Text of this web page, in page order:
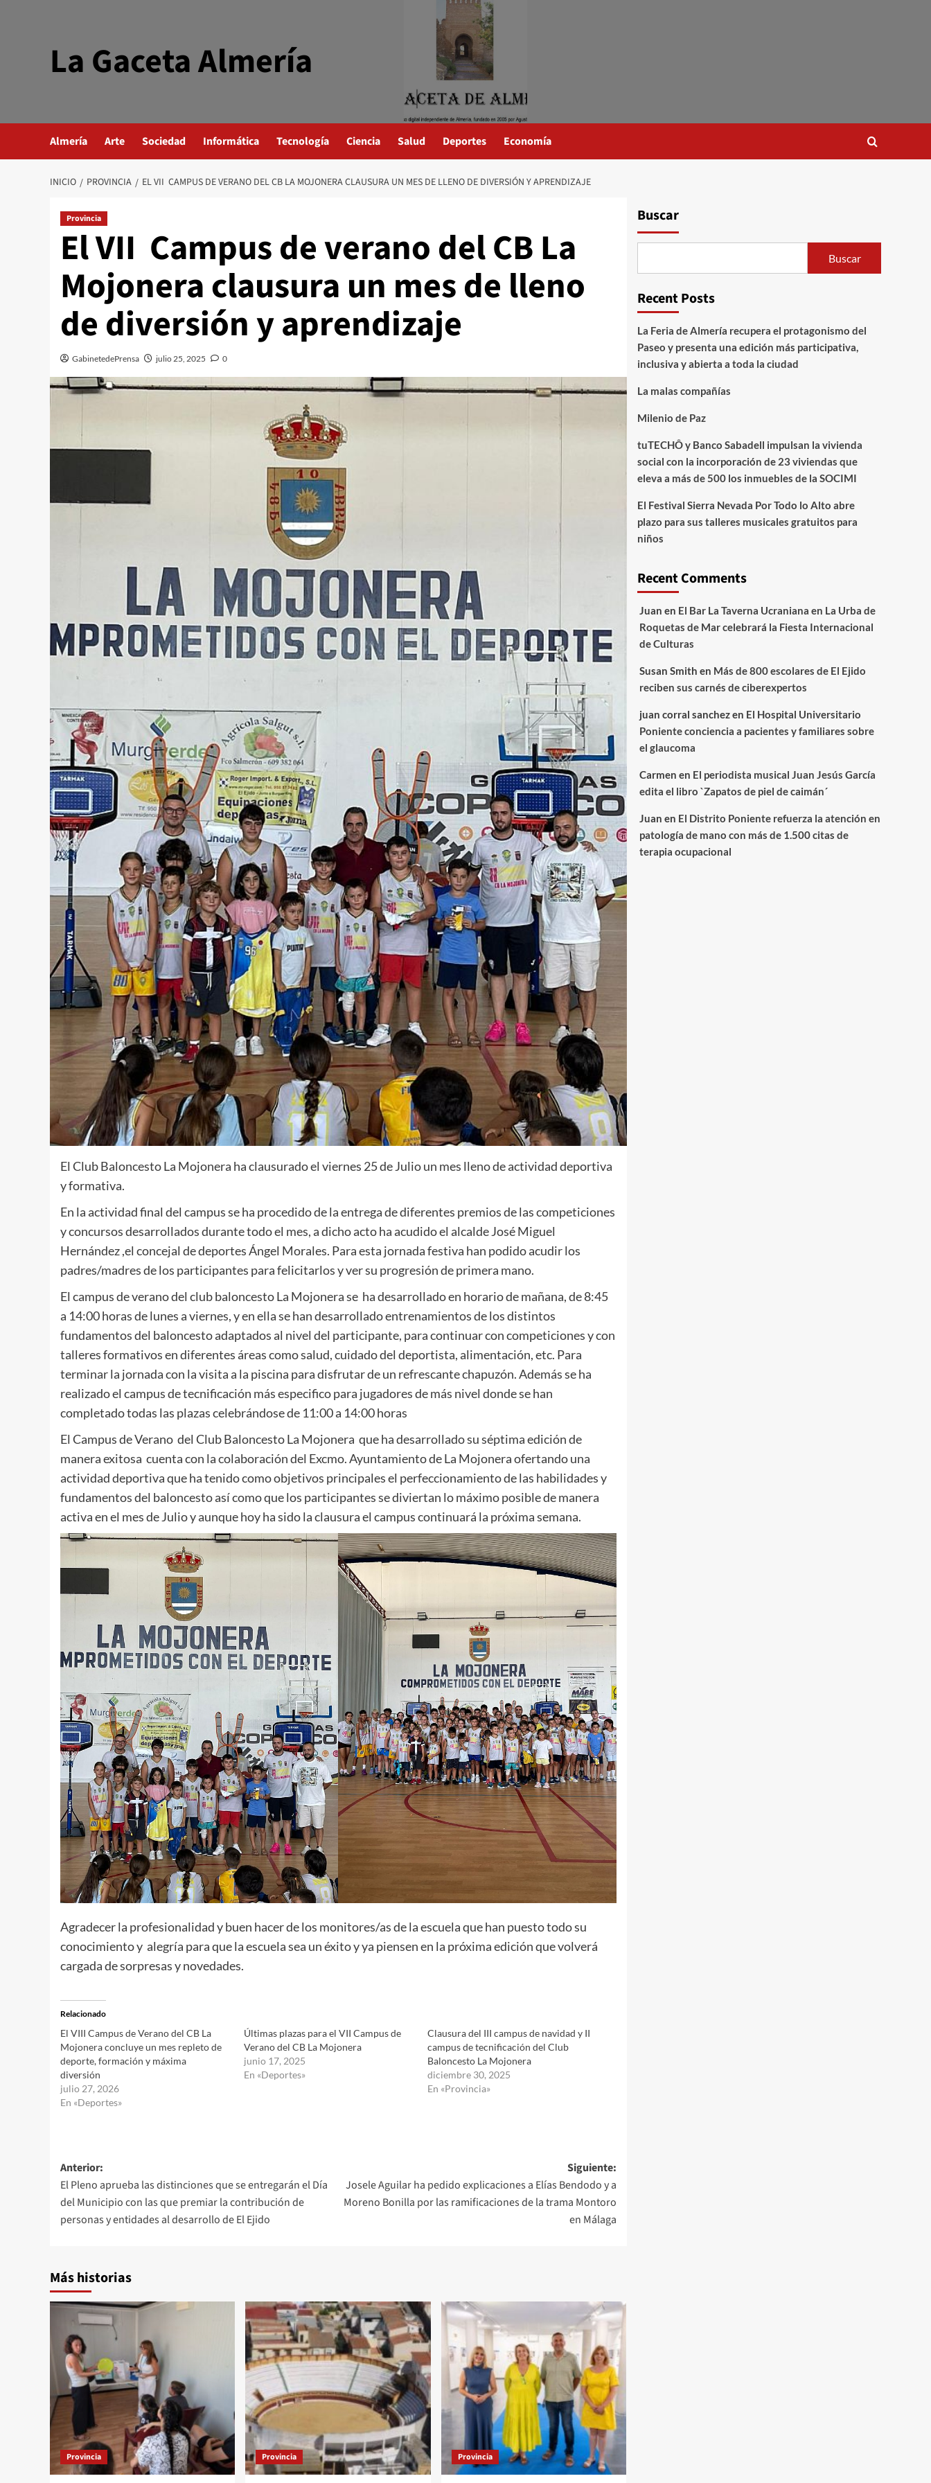
La Gaceta Almería
Almería Arte Sociedad Informática Tecnología Ciencia Salud Deportes Economía
INICIO PROVINCIA EL VII CAMPUS DE VERANO DEL CB LA MOJONERA CLAUSURA UN MES DE LLENO DE DIVERSIÓN Y APRENDIZAJE
Provincia
El VII Campus de verano del CB La
Mojonera clausura un mes de lleno
de diversión y aprendizaje
GabinetedePrensa julio 25, 2025 0
El Club Baloncesto La Mojonera ha clausurado el viernes 25 de Julio un mes lleno de actividad deportiva
y formativa.
En la actividad final del campus se ha procedido de la entrega de diferentes premios de las competiciones
y concursos desarrollados durante todo el mes, a dicho acto ha acudido el alcalde José Miguel
Hernández ,el concejal de deportes Ángel Morales. Para esta jornada festiva han podido acudir los
padres/madres de los participantes para felicitarlos y ver su progresión de primera mano.
El campus de verano del club baloncesto La Mojonera se ha desarrollado en horario de mañana, de 8:45
a 14:00 horas de lunes a viernes, y en ella se han desarrollado entrenamientos de los distintos
fundamentos del baloncesto adaptados al nivel del participante, para continuar con competiciones y con
talleres formativos en diferentes áreas como salud, cuidado del deportista, alimentación, etc. Para
terminar la jornada con la visita a la piscina para disfrutar de un refrescante chapuzón. Además se ha
realizado el campus de tecnificación más especifico para jugadores de más nivel donde se han
completado todas las plazas celebrándose de 11:00 a 14:00 horas
El Campus de Verano del Club Baloncesto La Mojonera que ha desarrollado su séptima edición de
manera exitosa cuenta con la colaboración del Excmo. Ayuntamiento de La Mojonera ofertando una
actividad deportiva que ha tenido como objetivos principales el perfeccionamiento de las habilidades y
fundamentos del baloncesto así como que los participantes se diviertan lo máximo posible de manera
activa en el mes de Julio y aunque hoy ha sido la clausura el campus continuará la próxima semana.
Agradecer la profesionalidad y buen hacer de los monitores/as de la escuela que han puesto todo su
conocimiento y alegría para que la escuela sea un éxito y ya piensen en la próxima edición que volverá
cargada de sorpresas y novedades.
Relacionado
El VIII Campus de Verano del CB La
Mojonera concluye un mes repleto de
deporte, formación y máxima
diversión
julio 27, 2026
En «Deportes»
Últimas plazas para el VII Campus de
Verano del CB La Mojonera
junio 17, 2025
En «Deportes»
Clausura del III campus de navidad y II
campus de tecnificación del Club
Baloncesto La Mojonera
diciembre 30, 2025
En «Provincia»
Navegación
de
entradas
Anterior:
El Pleno aprueba las distinciones que se entregarán el Día
del Municipio con las que premiar la contribución de
personas y entidades al desarrollo de El Ejido
Siguiente:
Josele Aguilar ha pedido explicaciones a Elías Bendodo y a
Moreno Bonilla por las ramificaciones de la trama Montoro
en Málaga
Más historias
Provincia Provincia Provincia
Buscar
Buscar
Recent Posts
La Feria de Almería recupera el protagonismo del
Paseo y presenta una edición más participativa,
inclusiva y abierta a toda la ciudad
La malas compañías
Milenio de Paz
tuTECHÔ y Banco Sabadell impulsan la vivienda
social con la incorporación de 23 viviendas que
eleva a más de 500 los inmuebles de la SOCIMI
El Festival Sierra Nevada Por Todo lo Alto abre
plazo para sus talleres musicales gratuitos para
niños
Recent Comments
Juan en El Bar La Taverna Ucraniana en La Urba de
Roquetas de Mar celebrará la Fiesta Internacional
de Culturas
Susan Smith en Más de 800 escolares de El Ejido
reciben sus carnés de ciberexpertos
juan corral sanchezen El Hospital Universitario
Poniente conciencia a pacientes y familiares sobre
el glaucoma
Carmen en El periodista musical Juan Jesús García
edita el libro `Zapatos de piel de caimán´
Juan en El Distrito Poniente refuerza la atención en
patología de mano con más de 1.500 citas de
terapia ocupacional